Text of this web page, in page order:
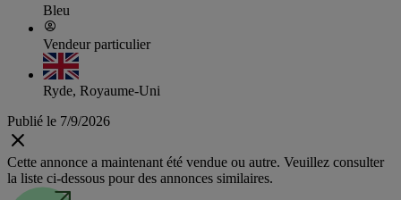
Bleu
Vendeur particulier
Ryde, Royaume-Uni
Publié le 7/9/2026
Cette annonce a maintenant été vendue ou autre. Veuillez consulter
la liste ci-dessous pour des annonces similaires.